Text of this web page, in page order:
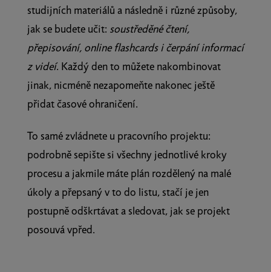
studijních materiálů a následně i různé způsoby,
jak se budete učit: soustředěné čtení,
přepisování, online flashcards i čerpání informací
z videí. Každý den to můžete nakombinovat
jinak, nicméně nezapomeňte nakonec ještě
přidat časové ohraničení.
To samé zvládnete u pracovního projektu:
podrobně sepište si všechny jednotlivé kroky
procesu a jakmile máte plán rozdělený na malé
úkoly a přepsaný v to do listu, stačí je jen
postupně odškrtávat a sledovat, jak se projekt
posouvá vpřed.